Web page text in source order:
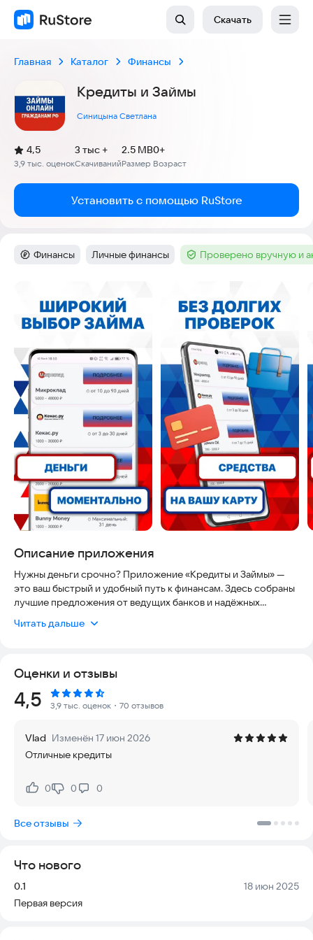
Скачать
Главная Каталог Финансы
Кредиты и Займы
Синицына Светлана
Рейтинг:
4,5
(
3,9 тыс. оценок
)
Скачиваний
3 тыс +
Размер
2.5 MB
Возраст
0+
Установить с помощью RuStore
Категория:
Финансы Тег:
Личные финансы Тег :Проверено вручную и
Скриншоты
Описание приложения
Нужны деньги срочно? Приложение «Кредиты и Займы» —
это ваш быстрый и удобный путь к финансам. Здесь собраны
лучшие предложения от ведущих банков и надёжных
кредиты онлайн всего за несколько минут — без очередей,
🔍 Условия микрозаймов:
Сумма: от 1 000 до 50 000 рублей
Срок: до 365 дней
Процентная ставка: до 401,5% годовых
Минимальный срок погашения: 2 месяца
Максимальный срок: 12 месяцев
🏦 Условия кредитов:
Максимальный срок: до 84 месяцев
Максимальная ставка: до 89,9% годовых (APR, включая все
сборы и налоги)
💡 Что вы получаете с приложением «Кредиты и Займы»:
Читать дальше
Оценки и отзывы
Рейтинг:
4,5 3,9 тыс. оценок ・70 отзывов
Vlad Изменён 17 июн 2026
Отличные кредиты
Нравится:
0Не нравится:
0 0
Все отзывы
Что нового
Версия:
0.1 Дата:
18 июн 2025
Первая версия